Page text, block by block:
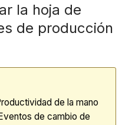
la hoja de
de producción
de la mano
de cambio de